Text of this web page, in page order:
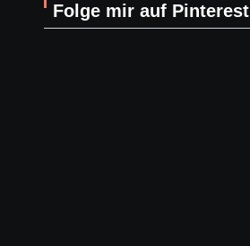
Folge mir auf Pinterest